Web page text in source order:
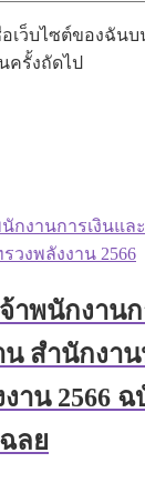
เว็บไซต์ของฉันบ
ครั้งถัดไป
าพนักงานก
สำนักงา
าน 2566
ลย